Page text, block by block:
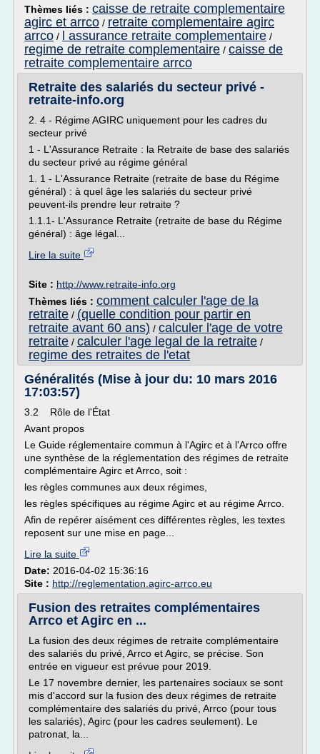
Thèmes liés : caisse de retraite complementaire
agirc et arrco / retraite complementaire agirc
arrco / l assurance retraite complementaire /
regime de retraite complementaire / caisse de
retraite complementaire arrco
Retraite des salariés du secteur privé -
retraite-info.org
2. 4 - Régime AGIRC uniquement pour les cadres du
secteur privé
1 - L'Assurance Retraite : la Retraite de base des salariés
du secteur privé au régime général
1. 1 - L'Assurance Retraite (retraite de base du Régime
général) : à quel âge les salariés du secteur privé
peuvent-ils prendre leur retraite ?
1.1.1- L'Assurance Retraite (retraite de base du Régime
général) : âge légal...
Lire la suite
Site : http://www.retraite-info.org
Thèmes liés : comment calculer l'age de la
retraite / (quelle condition pour partir en
retraite avant 60 ans) / calculer l'age de votre
retraite / calculer l'age legal de la retraite /
regime des retraites de l'etat
Généralités (Mise à jour du: 10 mars 2016
17:03:57)
3.2 Rôle de l'État
Avant propos
Le Guide réglementaire commun à l'Agirc et à l'Arrco offre
une synthèse de la réglementation des régimes de retraite
complémentaire Agirc et Arrco, soit :
les règles communes aux deux régimes,
les règles spécifiques au régime Agirc et au régime Arrco.
Afin de repérer aisément ces différentes règles, les textes
reposent sur une mise en page...
Lire la suite
Date: 2016-04-02 15:36:16
Site : http://reglementation.agirc-arrco.eu
Fusion des retraites complémentaires
Arrco et Agirc en ...
La fusion des deux régimes de retraite complémentaire
des salariés du privé, Arrco et Agirc, se précise. Son
entrée en vigueur est prévue pour 2019.
Le 17 novembre dernier, les partenaires sociaux se sont
mis d'accord sur la fusion des deux régimes de retraite
complémentaire des salariés du privé, Arrco (pour tous
les salariés), Agirc (pour les cadres seulement). Le
patronat, la...